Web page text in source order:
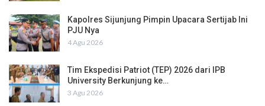
Kapolres Sijunjung Pimpin Upacara Sertijab Ini
PJU Nya
4 Agu 2026
Tim Ekspedisi Patriot (TEP) 2026 dari IPB
University Berkunjung ke…
3 Agu 2026